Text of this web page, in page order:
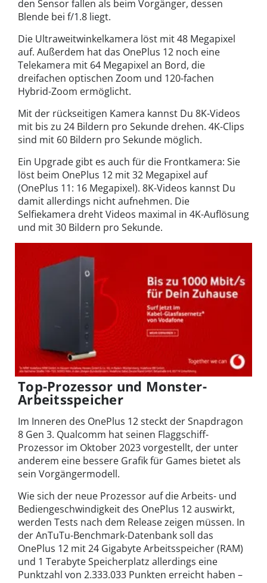
den Sensor fallen als beim Vorgänger, dessen
Blende bei f/1.8 liegt.
Die Ultraweitwinkelkamera löst mit 48 Megapixel
auf. Außerdem hat das OnePlus 12 noch eine
Telekamera mit 64 Megapixel an Bord, die
dreifachen optischen Zoom und 120-fachen
Hybrid-Zoom ermöglicht.
Mit der rückseitigen Kamera kannst Du 8K-Videos
mit bis zu 24 Bildern pro Sekunde drehen. 4K-Clips
sind mit 60 Bildern pro Sekunde möglich.
Ein Upgrade gibt es auch für die Frontkamera: Sie
löst beim OnePlus 12 mit 32 Megapixel auf
(OnePlus 11: 16 Megapixel). 8K-Videos kannst Du
damit allerdings nicht aufnehmen. Die
Selfiekamera dreht Videos maximal in 4K-Auflösung
und mit 30 Bildern pro Sekunde.
Top-Prozessor und Monster-
Arbeitsspeicher
Im Inneren des OnePlus 12 steckt der Snapdragon
8 Gen 3. Qualcomm hat seinen Flaggschiff-
Prozessor im Oktober 2023 vorgestellt, der unter
anderem eine bessere Grafik für Games bietet als
sein Vorgängermodell.
Wie sich der neue Prozessor auf die Arbeits- und
Bediengeschwindigkeit des OnePlus 12 auswirkt,
werden Tests nach dem Release zeigen müssen. In
der AnTuTu-Benchmark-Datenbank soll das
OnePlus 12 mit 24 Gigabyte Arbeitsspeicher (RAM)
und 1 Terabyte Speicherplatz allerdings eine
Punktzahl von 2.333.033 Punkten erreicht haben –